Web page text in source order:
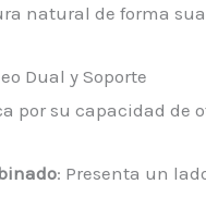
natural de forma
Dual y Soporte
por su capacidad
: Presenta un